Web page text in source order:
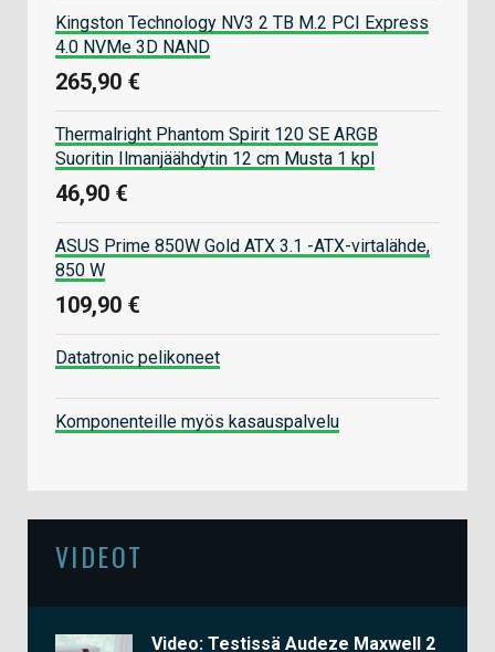
Kingston Technology NV3 2 TB M.2 PCI Express
4.0 NVMe 3D NAND
265,90 €
Thermalright Phantom Spirit 120 SE ARGB
Suoritin Ilmanjäähdytin 12 cm Musta 1 kpl
46,90 €
ASUS Prime 850W Gold ATX 3.1 -ATX-virtalähde,
850 W
109,90 €
Datatronic pelikoneet
Komponenteille myös kasauspalvelu
VIDEOT
Video: Testissä Audeze Maxwell 2